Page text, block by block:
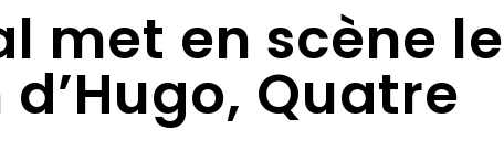
met en scène le
Quatre